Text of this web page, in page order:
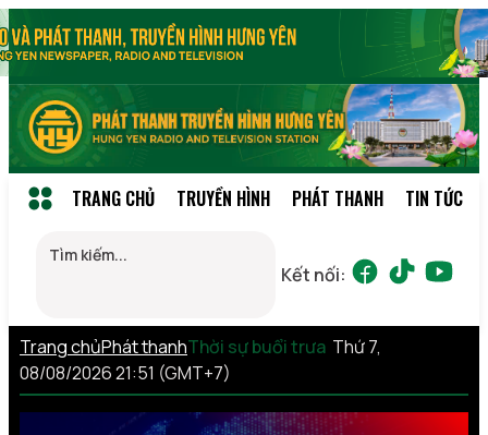
TRANG CHỦ TRUYỀN HÌNH PHÁT THANH TIN TỨC
Kết nối:
Trang chủPhát thanhThời sự buổi trưa Thứ 7,
08/08/2026 21:51 (GMT+7)